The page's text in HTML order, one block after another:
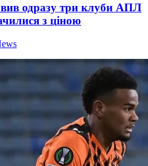
одразу три клуби АПЛ
з ціною